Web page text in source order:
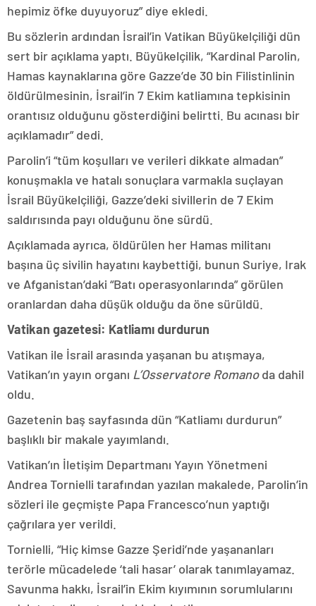
hepimiz öfke duyuyoruz” diye ekledi.
Bu sözlerin ardından İsrail’in Vatikan Büyükelçiliği dün
sert bir açıklama yaptı. Büyükelçilik, “Kardinal Parolin,
Hamas kaynaklarına göre Gazze’de 30 bin Filistinlinin
öldürülmesinin, İsrail’in 7 Ekim katliamına tepkisinin
orantısız olduğunu gösterdiğini belirtti. Bu acınası bir
açıklamadır” dedi.
Parolin’i “tüm koşulları ve verileri dikkate almadan”
konuşmakla ve hatalı sonuçlara varmakla suçlayan
İsrail Büyükelçiliği, Gazze’deki sivillerin de 7 Ekim
saldırısında payı olduğunu öne sürdü.
Açıklamada ayrıca, öldürülen her Hamas militanı
başına üç sivilin hayatını kaybettiği, bunun Suriye, Irak
ve Afganistan’daki “Batı operasyonlarında” görülen
oranlardan daha düşük olduğu da öne sürüldü.
Vatikan gazetesi: Katliamı durdurun
Vatikan ile İsrail arasında yaşanan bu atışmaya,
Vatikan’ın yayın organı L’Osservatore Romanoda dahil
oldu.
Gazetenin baş sayfasında dün “Katliamı durdurun”
başlıklı bir makale yayımlandı.
Vatikan’ın İletişim Departmanı Yayın Yönetmeni
Andrea Tornielli tarafından yazılan makalede, Parolin’in
sözleri ile geçmişte Papa Francesco’nun yaptığı
çağrılara yer verildi.
Tornielli, “Hiç kimse Gazze Şeridi’nde yaşananları
terörle mücadelede ‘tali hasar’ olarak tanımlayamaz.
Savunma hakkı, İsrail’in Ekim kıyımının sorumlularını